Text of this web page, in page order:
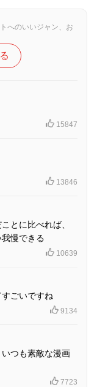
へのいいジャン、お
15847
13846
とに比べれば、
慢できる
10639
ごいですね
9134
つも素敵な漫画
7723